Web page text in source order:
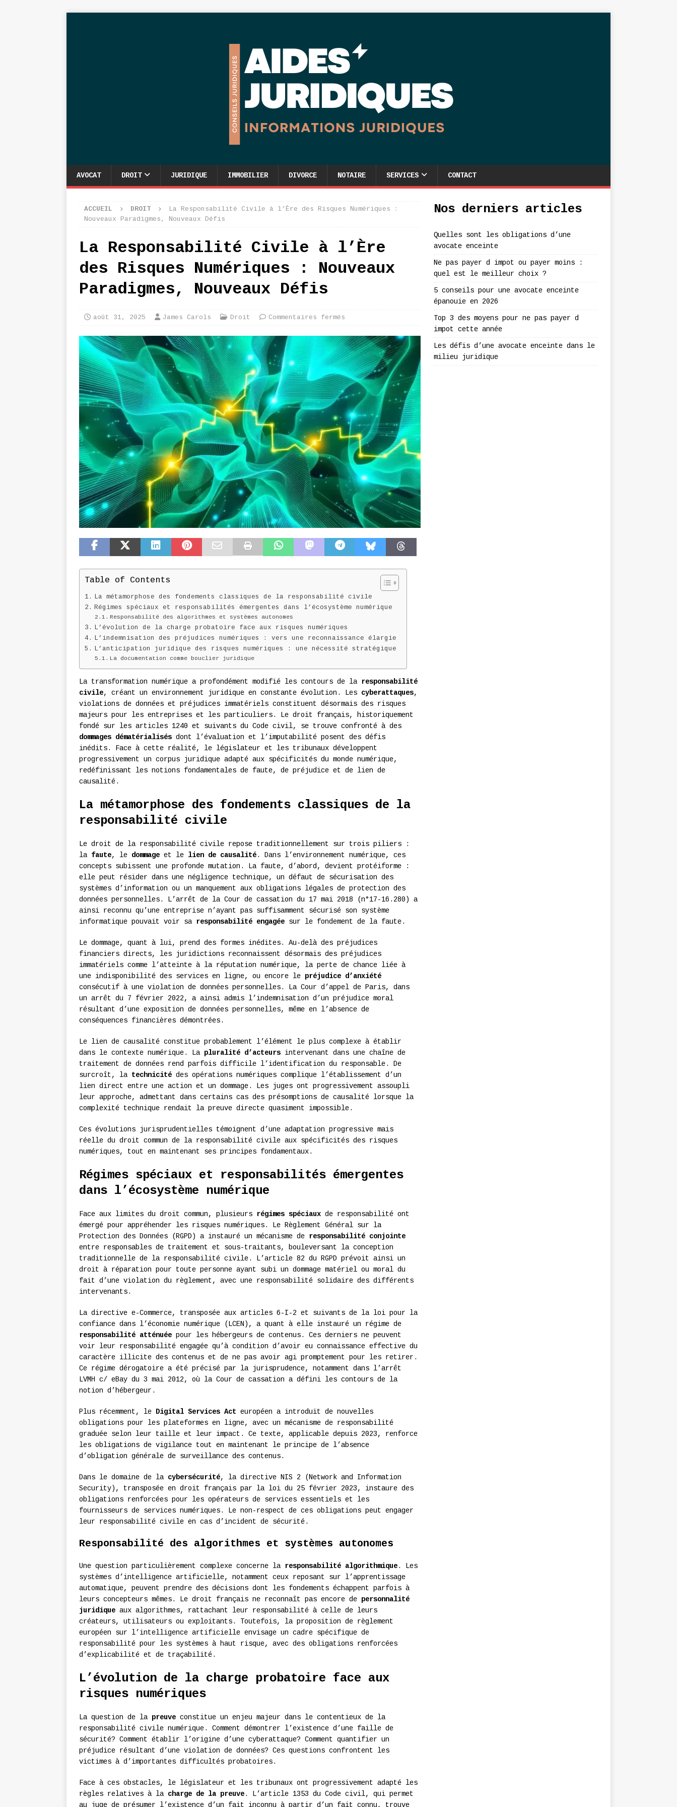
AVOCAT DROIT JURIDIQUE IMMOBILIER DIVORCE NOTAIRE SERVICES CONTACT
ACCUEIL DROIT
La Responsabilité Civile à l’Ère des Risques Numériques :
Nouveaux Paradigmes, Nouveaux Défis
La Responsabilité Civile à l’Ère
des Risques Numériques : Nouveaux
Paradigmes, Nouveaux Défis
août 31, 2025 James Carols Droit Commentaires fermés
Table of Contents
La métamorphose des fondements classiques de la responsabilité civile
Régimes spéciaux et responsabilités émergentes dans l’écosystème numérique
Responsabilité des algorithmes et systèmes autonomes
L’évolution de la charge probatoire face aux risques numériques
L’indemnisation des préjudices numériques : vers une reconnaissance élargie
L’anticipation juridique des risques numériques : une nécessité stratégique
La documentation comme bouclier juridique
La transformation numérique a profondément modifié les contours de la responsabilité
civile, créant un environnement juridique en constante évolution. Les cyberattaques,
violations de données et préjudices immatériels constituent désormais des risques
majeurs pour les entreprises et les particuliers. Le droit français, historiquement
fondé sur les articles 1240 et suivants du Code civil, se trouve confronté à des
dommages dématérialisés dont l’évaluation et l’imputabilité posent des défis
inédits. Face à cette réalité, le législateur et les tribunaux développent
progressivement un corpus juridique adapté aux spécificités du monde numérique,
redéfinissant les notions fondamentales de faute, de préjudice et de lien de
causalité.
La métamorphose des fondements classiques de la
responsabilité civile
Le droit de la responsabilité civile repose traditionnellement sur trois piliers :
la faute, le dommage et le lien de causalité. Dans l’environnement numérique, ces
concepts subissent une profonde mutation. La faute, d’abord, devient protéiforme :
elle peut résider dans une négligence technique, un défaut de sécurisation des
systèmes d’information ou un manquement aux obligations légales de protection des
données personnelles. L’arrêt de la Cour de cassation du 17 mai 2018 (n°17-16.280) a
ainsi reconnu qu’une entreprise n’ayant pas suffisamment sécurisé son système
informatique pouvait voir sa responsabilité engagée sur le fondement de la faute.
Le dommage, quant à lui, prend des formes inédites. Au-delà des préjudices
financiers directs, les juridictions reconnaissent désormais des préjudices
immatériels comme l’atteinte à la réputation numérique, la perte de chance liée à
une indisponibilité des services en ligne, ou encore le préjudice d’anxiété
consécutif à une violation de données personnelles. La Cour d’appel de Paris, dans
un arrêt du 7 février 2022, a ainsi admis l’indemnisation d’un préjudice moral
résultant d’une exposition de données personnelles, même en l’absence de
conséquences financières démontrées.
Le lien de causalité constitue probablement l’élément le plus complexe à établir
dans le contexte numérique. La pluralité d’acteurs intervenant dans une chaîne de
traitement de données rend parfois difficile l’identification du responsable. De
surcroît, la technicité des opérations numériques complique l’établissement d’un
lien direct entre une action et un dommage. Les juges ont progressivement assoupli
leur approche, admettant dans certains cas des présomptions de causalité lorsque la
complexité technique rendait la preuve directe quasiment impossible.
Ces évolutions jurisprudentielles témoignent d’une adaptation progressive mais
réelle du droit commun de la responsabilité civile aux spécificités des risques
numériques, tout en maintenant ses principes fondamentaux.
Régimes spéciaux et responsabilités émergentes
dans l’écosystème numérique
Face aux limites du droit commun, plusieurs régimes spéciaux de responsabilité ont
émergé pour appréhender les risques numériques. Le Règlement Général sur la
Protection des Données (RGPD) a instauré un mécanisme de responsabilité conjointe
entre responsables de traitement et sous-traitants, bouleversant la conception
traditionnelle de la responsabilité civile. L’article 82 du RGPD prévoit ainsi un
droit à réparation pour toute personne ayant subi un dommage matériel ou moral du
fait d’une violation du règlement, avec une responsabilité solidaire des différents
intervenants.
La directive e-Commerce, transposée aux articles 6-I-2 et suivants de la loi pour la
confiance dans l’économie numérique (LCEN), a quant à elle instauré un régime de
responsabilité atténuée pour les hébergeurs de contenus. Ces derniers ne peuvent
voir leur responsabilité engagée qu’à condition d’avoir eu connaissance effective du
caractère illicite des contenus et de ne pas avoir agi promptement pour les retirer.
Ce régime dérogatoire a été précisé par la jurisprudence, notamment dans l’arrêt
LVMH c/ eBay du 3 mai 2012, où la Cour de cassation a défini les contours de la
notion d’hébergeur.
Plus récemment, le Digital Services Act européen a introduit de nouvelles
obligations pour les plateformes en ligne, avec un mécanisme de responsabilité
graduée selon leur taille et leur impact. Ce texte, applicable depuis 2023, renforce
les obligations de vigilance tout en maintenant le principe de l’absence
d’obligation générale de surveillance des contenus.
Dans le domaine de la cybersécurité, la directive NIS 2 (Network and Information
Security), transposée en droit français par la loi du 25 février 2023, instaure des
obligations renforcées pour les opérateurs de services essentiels et les
fournisseurs de services numériques. Le non-respect de ces obligations peut engager
leur responsabilité civile en cas d’incident de sécurité.
Responsabilité des algorithmes et systèmes autonomes
Une question particulièrement complexe concerne la responsabilité algorithmique. Les
systèmes d’intelligence artificielle, notamment ceux reposant sur l’apprentissage
automatique, peuvent prendre des décisions dont les fondements échappent parfois à
leurs concepteurs mêmes. Le droit français ne reconnaît pas encore de personnalité
juridique aux algorithmes, rattachant leur responsabilité à celle de leurs
créateurs, utilisateurs ou exploitants. Toutefois, la proposition de règlement
européen sur l’intelligence artificielle envisage un cadre spécifique de
responsabilité pour les systèmes à haut risque, avec des obligations renforcées
d’explicabilité et de traçabilité.
L’évolution de la charge probatoire face aux
risques numériques
La question de la preuve constitue un enjeu majeur dans le contentieux de la
responsabilité civile numérique. Comment démontrer l’existence d’une faille de
sécurité? Comment établir l’origine d’une cyberattaque? Comment quantifier un
préjudice résultant d’une violation de données? Ces questions confrontent les
victimes à d’importantes difficultés probatoires.
Face à ces obstacles, le législateur et les tribunaux ont progressivement adapté les
règles relatives à la charge de la preuve. L’article 1353 du Code civil, qui permet
au juge de présumer l’existence d’un fait inconnu à partir d’un fait connu, trouve
Nos derniers articles
Quelles sont les obligations d’une
avocate enceinte
Ne pas payer d impot ou payer moins :
quel est le meilleur choix ?
5 conseils pour une avocate enceinte
épanouie en 2026
Top 3 des moyens pour ne pas payer d
impot cette année
Les défis d’une avocate enceinte dans le
milieu juridique